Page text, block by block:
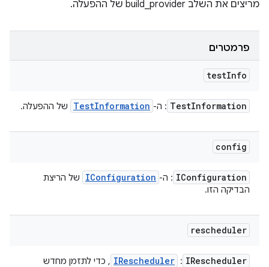
מריצים את השלב build_provider של ההפעלה.
פרמטרים
testInfo
TestInformation : ה- TestInformation של ההפעלה.
config
IConfiguration : ה- IConfiguration
של הריצת
הבדיקה הזו.
rescheduler
IRescheduler
:
IRescheduler , כדי לתזמן מחדש